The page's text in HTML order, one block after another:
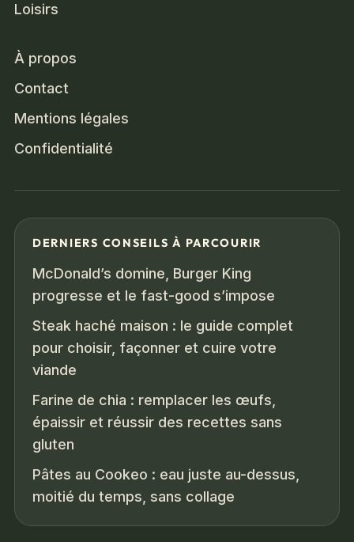
Loisirs
À propos
Contact
Mentions légales
Confidentialité
DERNIERS CONSEILS À PARCOURIR
McDonald’s domine, Burger King
progresse et le fast-good s’impose
Steak haché maison : le guide complet
pour choisir, façonner et cuire votre
viande
Farine de chia : remplacer les œufs,
épaissir et réussir des recettes sans
gluten
Pâtes au Cookeo : eau juste au-dessus,
moitié du temps, sans collage